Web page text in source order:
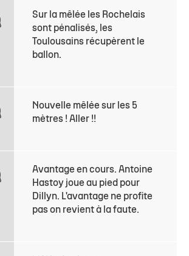
Sur la mêlée les Rochelais
sont pénalisés, les
Toulousains récupèrent le
ballon.
Nouvelle mêlée sur les 5
mètres ! Aller !!
Avantage en cours. Antoine
Hastoy joue au pied pour
Dillyn. L'avantage ne profite
pas on revient à la faute.